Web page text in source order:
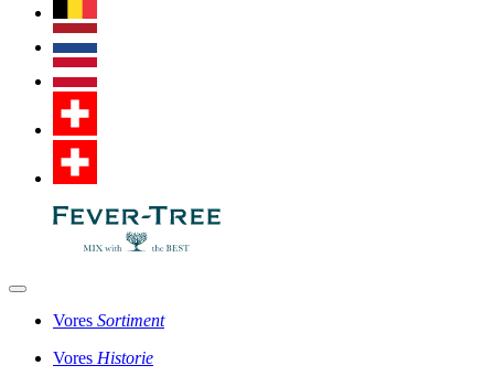
Vores Sortiment
Vores Historie